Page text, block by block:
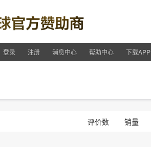
登录 注册 消息中心 帮助中心 下载APP
评价数 销量